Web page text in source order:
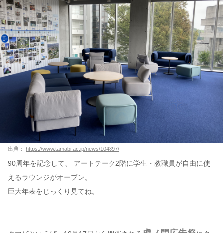
出典： https://www.tamabi.ac.jp/news/104897/
90周年を記念して、 アートテーク2階に学生・教職員が自由に使
えるラウンジがオープン。
巨大年表をじっくり見てね。